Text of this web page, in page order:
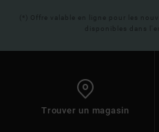
(*) Offre valable en ligne pour les
disponibles dans
Trouver un magasin